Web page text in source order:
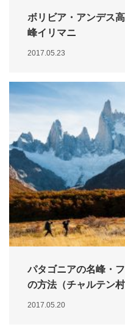
ボリビア・アンデス
峰イリマニ
2017.05.23
パタゴニアの名峰・
の方法（チャルテン村
2017.05.20